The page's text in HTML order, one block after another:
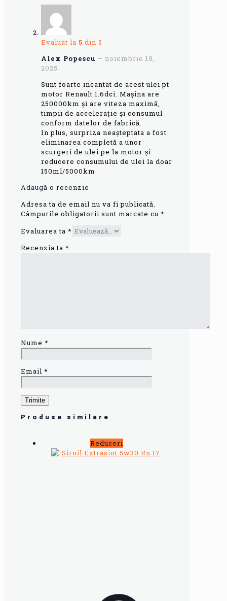
Evaluat la 5 din 5
Alex Popescu – noiembrie 19,
2025
Sunt foarte incantat de acest ulei pt
motor Renault 1.6dci. Mașina are
250000km și are viteza maximă,
timpii de accelerație și consumul
conform datelor de fabrică.
In plus, surpriza neașteptata a fost
eliminarea completă a unor
scurgeri de ulei pe la motor și
reducere consumului de ulei la doar
150ml/5000km
Adaugă o recenzie
Adresa ta de email nu va fi publicată.
Câmpurile obligatorii sunt marcate cu *
Evaluarea ta *
Recenzia ta *
Nume *
Email *
Produse similare
Reduceri